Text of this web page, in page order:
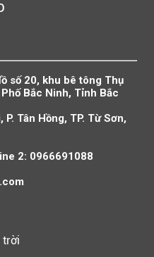
số 20, khu bê tông Thụ
Bắc Ninh, Tỉnh Bắc
Tân Hồng, TP. Từ Sơn,
2: 0966691088
trời